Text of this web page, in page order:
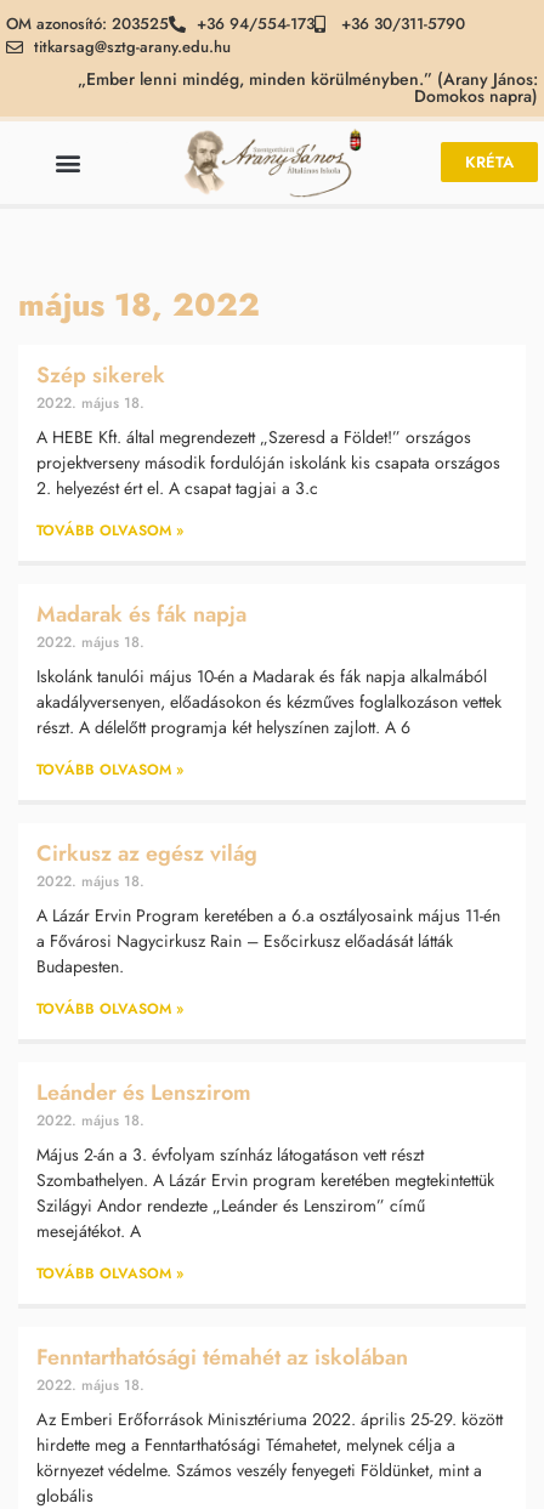
OM azonosító: 203525 +36 94/554-173
+36 30/311-5790
titkarsag@sztg-arany.edu.hu
„Ember lenni mindég, minden körülményben.” (Arany János:
Domokos napra)
KRÉTA
május 18, 2022
Szép sikerek
2022. május 18.
A HEBE Kft. által megrendezett „Szeresd a Földet!” országos
projektverseny második fordulóján iskolánk kis csapata országos
2. helyezést ért el. A csapat tagjai a 3.c
TOVÁBB OLVASOM »
Madarak és fák napja
2022. május 18.
Iskolánk tanulói május 10-én a Madarak és fák napja alkalmából
akadályversenyen, előadásokon és kézműves foglalkozáson vettek
részt. A délelőtt programja két helyszínen zajlott. A 6
TOVÁBB OLVASOM »
Cirkusz az egész világ
2022. május 18.
A Lázár Ervin Program keretében a 6.a osztályosaink május 11-én
a Fővárosi Nagycirkusz Rain – Esőcirkusz előadását látták
Budapesten.
TOVÁBB OLVASOM »
Leánder és Lenszirom
2022. május 18.
Május 2-án a 3. évfolyam színház látogatáson vett részt
Szombathelyen. A Lázár Ervin program keretében megtekintettük
Szilágyi Andor rendezte „Leánder és Lenszirom” című
mesejátékot. A
TOVÁBB OLVASOM »
Fenntarthatósági témahét az iskolában
2022. május 18.
Az Emberi Erőforrások Minisztériuma 2022. április 25-29. között
hirdette meg a Fenntarthatósági Témahetet, melynek célja a
környezet védelme. Számos veszély fenyegeti Földünket, mint a
globális